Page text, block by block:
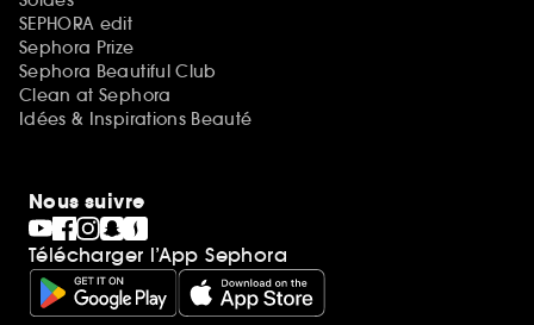
SEPHORA edit
Sephora Prize
Sephora Beautiful Club
Clean at Sephora
Idées & Inspirations Beauté
Nous suivre
Télécharger l’App Sephora